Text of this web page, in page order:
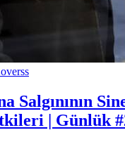
Salgınının
| Günlük